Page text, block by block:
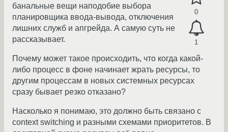
0
1
банальные вещи наподобие выбора
планировщика ввода-вывода, отключения
лишних служб и апгрейда. А самую суть не
рассказывает.
Почему может такое происходить, что когда какой-
либо процесс в фоне начинает жрать ресурсы, то
другим процессам в новых системных ресурсах
сразу бывает резко отказано?
Насколько я понимаю, это должно быть связано с
context switching и разными схемами приоритетов. В